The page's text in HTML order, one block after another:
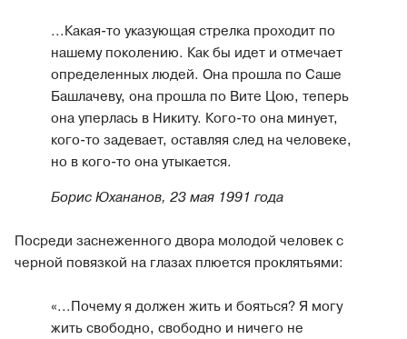
...Какая-то указующая стрелка проходит по
нашему поколению. Как бы идет и отмечает
определенных людей. Она прошла по Саше
Башлачеву, она прошла по Вите Цою, теперь
она уперлась в Никиту. Кого-то она минует,
кого-то задевает, оставляя след на человеке,
но в кого-то она утыкается.
Борис Юхананов, 23 мая 1991 года
Посреди заснеженного двора молодой человек с
черной повязкой на глазах плюется проклятьями:
«...Почему я должен жить и бояться? Я могу
жить свободно, свободно и ничего не